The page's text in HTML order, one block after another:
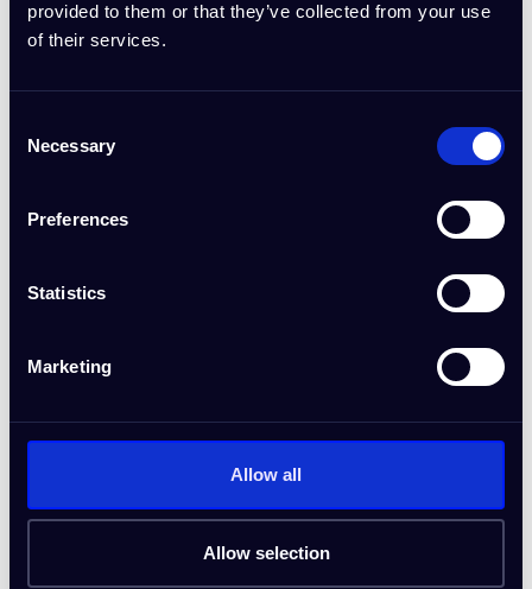
provided to them or that they’ve collected from your use
of their services.
Selection
Necessary
Preferences
Statistics
Marketing
Allow all
Allow selection
E-commerce biznis
Isprobajte